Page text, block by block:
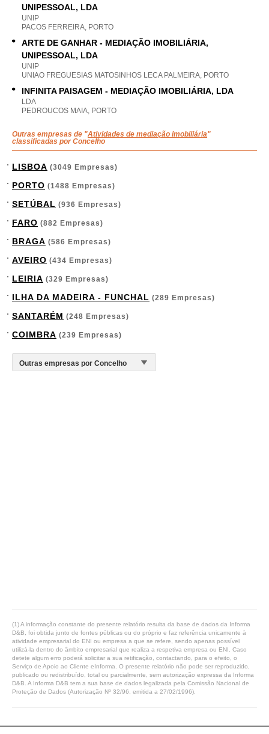
UNIPESSOAL, LDA
UNIP
PACOS FERREIRA, PORTO
ARTE DE GANHAR - MEDIAÇÃO IMOBILIÁRIA,
UNIPESSOAL, LDA
UNIP
UNIAO FREGUESIAS MATOSINHOS LECA PALMEIRA, PORTO
INFINITA PAISAGEM - MEDIAÇÃO IMOBILIÁRIA, LDA
LDA
PEDROUCOS MAIA, PORTO
Outras empresas de "Atividades de mediação imobiliária"
classificadas por Concelho
LISBOA (3049 Empresas)
PORTO (1488 Empresas)
SETÚBAL (936 Empresas)
FARO (882 Empresas)
BRAGA (586 Empresas)
AVEIRO (434 Empresas)
LEIRIA (329 Empresas)
ILHA DA MADEIRA - FUNCHAL (289 Empresas)
SANTARÉM (248 Empresas)
COIMBRA (239 Empresas)
(1) A informação constante do presente relatório resulta da base de dados da Informa
D&B, foi obtida junto de fontes públicas ou do próprio e faz referência unicamente à
atividade empresarial do ENI ou empresa a que se refere, sendo apenas possível
utilizá-la dentro do âmbito empresarial que realiza a respetiva empresa ou ENI. Caso
detete algum erro poderá solicitar a sua retificação, contactando, para o efeito, o
Serviço de Apoio ao Cliente eInforma. O presente relatório não pode ser reproduzido,
publicado ou redistribuído, total ou parcialmente, sem autorização expressa da Informa
D&B. A Informa D&B tem a sua base de dados legalizada pela Comissão Nacional de
Proteção de Dados (Autorização Nº 32/96, emitida a 27/02/1996).